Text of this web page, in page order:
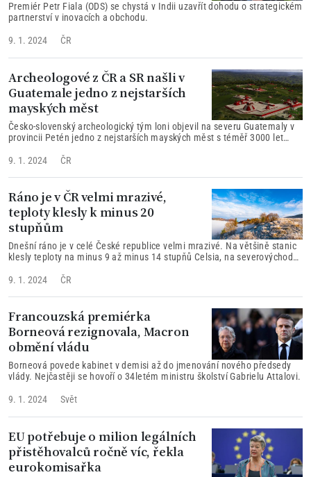
Premiér Petr Fiala (ODS) se chystá v Indii uzavřít dohodu o strategickém
partnerství v inovacích a obchodu.
9. 1. 2024 ČR
Archeologové z ČR a SR našli v
Guatemale jedno z nejstarších
mayských měst
Česko-slovenský archeologický tým loni objevil na severu Guatemaly v
provincii Petén jedno z nejstarších mayských měst s téměř 3000 let
9. 1. 2024
ČR
Ráno je v ČR velmi mrazivé,
teploty klesly k minus 20
stupňům
Dnešní ráno je v celé České republice velmi mrazivé. Na většině stanic
klesly teploty na minus 9 až minus 14 stupňů Celsia, na severovýchodě
9. 1. 2024
ČR
Francouzská premiérka
Borneová rezignovala, Macron
obmění vládu
Borneová povede kabinet v demisi až do jmenování nového předsedy
vlády. Nejčastěji se hovoří o 34letém ministru školství Gabrielu Attalovi.
9. 1. 2024 Svět
EU potřebuje o milion legálních
přistěhovalců ročně víc, řekla
eurokomisařka